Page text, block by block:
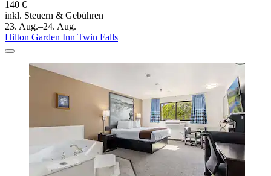
140 €
inkl. Steuern & Gebühren
23. Aug.–24. Aug.
Hilton Garden Inn Twin Falls